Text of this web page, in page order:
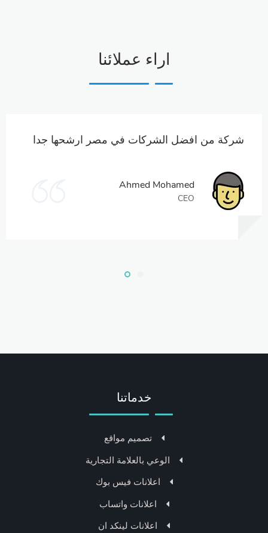
اراء عملائنا
شركة من افضل الشركات في مصر ارشحها جدا
Ahmed Mohamed
CEO
خدماتنا
تصميم مواقع
الوعي بالعلامة التجارية
اعلانات فيس بوك
اعلانات واتساب
اعلانات لينكد ان